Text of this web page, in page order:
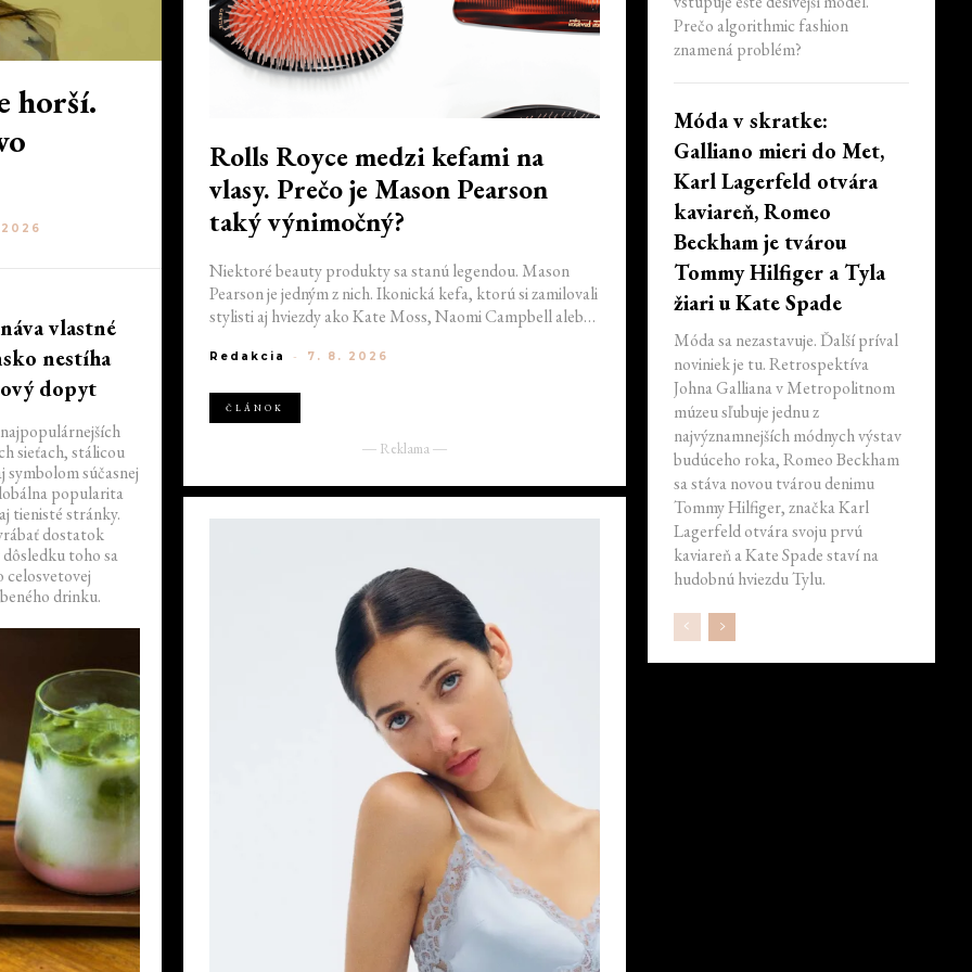
horší.
vlastné
nestíha
dopyt
sieťach, stálicou
symbolom súčasnej
popularita
tienisté stránky.
dostatok
toho sa
drinku.
Rolls Royce medzi kefami na
vlasy. Prečo je Mason Pearson
taký výnimočný?
Niektoré beauty produkty sa stanú legendou. Mason
Pearson je jedným z nich. Ikonická kefa, ktorú si zamilovali
stylisti aj hviezdy ako Kate Moss, Naomi Campbell alebo
dokonale upravené vlasy. Prečo však stojí stovky eur a
Redakcia - 7. 8. 2026
ČLÁNOK
― Reklama ―
Prečo algorithmic fashion
znamená problém?
Móda v skratke:
Galliano mieri do Met,
Karl Lagerfeld otvára
kaviareň, Romeo
Beckham je tvárou
Tommy Hilfiger a Tyla
žiari u Kate Spade
Móda sa nezastavuje. Ďalší príval
noviniek je tu. Retrospektíva
Johna Galliana v Metropolitnom
múzeu sľubuje jednu z
najvýznamnejších módnych výstav
budúceho roka, Romeo Beckham
sa stáva novou tvárou denimu
Tommy Hilfiger, značka Karl
Lagerfeld otvára svoju prvú
kaviareň a Kate Spade staví na
hudobnú hviezdu Tylu.